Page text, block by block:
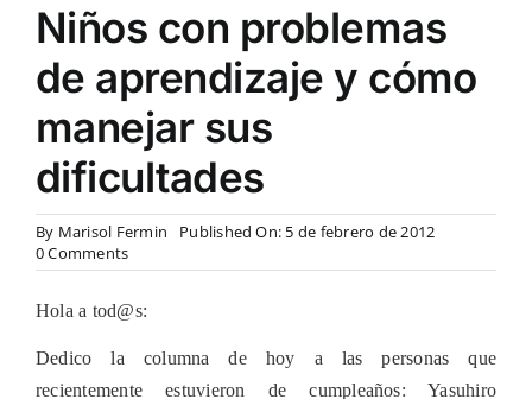
Niños con problemas
de aprendizaje y cómo
manejar sus
dificultades
By Marisol Fermin
Published On: 5 de febrero de 2012
0 Commentson
Niños
problemas
aprendizaje
y
Hola a tod@s:
Dedico la columna de hoy a las personas que
recientemente estuvieron de cumpleaños: Yasuhiro